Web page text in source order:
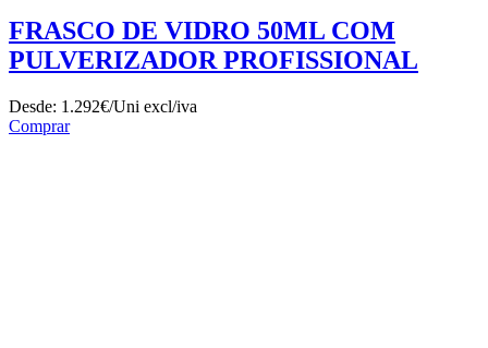
FRASCO DE VIDRO 50ML COM
PULVERIZADOR PROFISSIONAL
Desde: 1.292€/Uni excl/iva
Comprar